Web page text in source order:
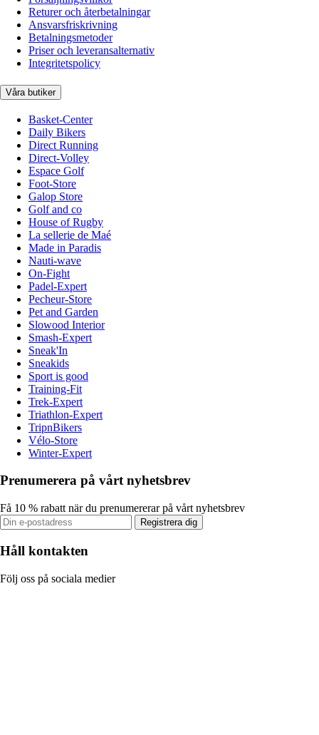
Returer och återbetalningar
Ansvarsfriskrivning
Betalningsmetoder
Priser och leveransalternativ
Integritetspolicy
Våra butiker
Basket-Center
Daily Bikers
Direct Running
Direct-Volley
Espace Golf
Foot-Store
Galop Store
Golf and co
House of Rugby
La sellerie de Maé
Made in Paradis
Nauti-wave
On-Fight
Padel-Expert
Pecheur-Store
Pet and Garden
Slowood Interior
Smash-Expert
Sneak'In
Sneakids
Sport is good
Training-Fit
Trek-Expert
Triathlon-Expert
TripnBikers
Vélo-Store
Winter-Expert
Prenumerera på vårt nyhetsbrev
Få 10 % rabatt när du prenumererar på vårt nyhetsbrev
Registrera dig
Håll kontakten
Följ oss på sociala medier